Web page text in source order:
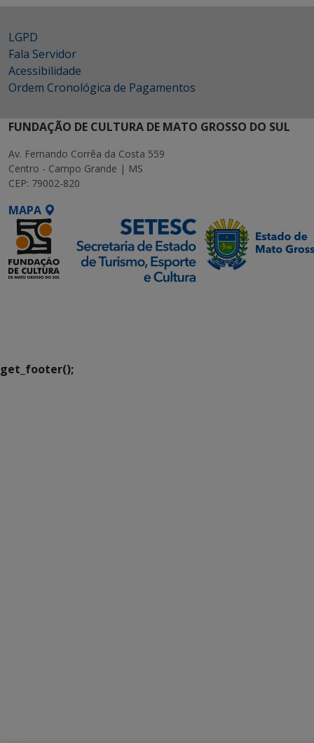
LGPD
Fala Servidor
Acessibilidade
Ordem Cronológica de Pagamentos
FUNDAÇÃO DE CULTURA DE MATO GROSSO DO SUL
Av. Fernando Corrêa da Costa 559
Centro - Campo Grande | MS
CEP: 79002-820
MAPA
get_footer();